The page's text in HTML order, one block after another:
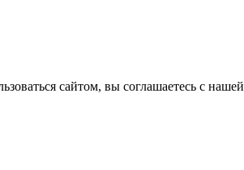
сайтом, вы соглашаетесь с нашей